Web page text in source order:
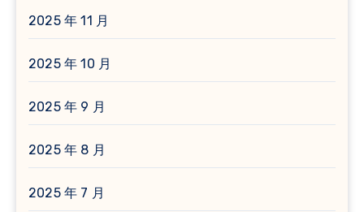
2025 年 11 月
2025 年 10 月
2025 年 9 月
2025 年 8 月
2025 年 7 月